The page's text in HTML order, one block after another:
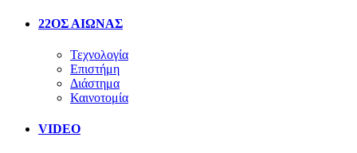
22ΟΣ ΑΙΩΝΑΣ
Τεχνολογία
Επιστήμη
Διάστημα
Καινοτομία
VIDEO